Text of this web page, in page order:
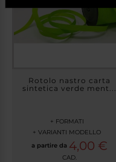
Rotolo nastro carta
sintetica verde ment...
+ FORMATI
+ VARIANTI MODELLO
a partire da 4,00 €
CAD.